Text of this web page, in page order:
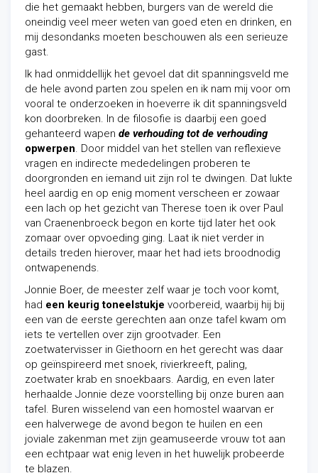
die het gemaakt hebben, burgers van de wereld die
oneindig veel meer weten van goed eten en drinken, en
mij desondanks moeten beschouwen als een serieuze
gast.
Ik had onmiddellijk het gevoel dat dit spanningsveld me
de hele avond parten zou spelen en ik nam mij voor om
vooral te onderzoeken in hoeverre ik dit spanningsveld
kon doorbreken. In de filosofie is daarbij een goed
gehanteerd wapen de verhouding tot de verhouding
opwerpen. Door middel van het stellen van reflexieve
vragen en indirecte mededelingen proberen te
doorgronden en iemand uit zijn rol te dwingen. Dat lukte
heel aardig en op enig moment verscheen er zowaar
een lach op het gezicht van Therese toen ik over Paul
van Craenenbroeck begon en korte tijd later het ook
zomaar over opvoeding ging. Laat ik niet verder in
details treden hierover, maar het had iets broodnodig
ontwapenends.
Jonnie Boer, de meester zelf waar je toch voor komt,
had een keurig toneelstukje voorbereid, waarbij hij bij
een van de eerste gerechten aan onze tafel kwam om
iets te vertellen over zijn grootvader. Een
zoetwatervisser in Giethoorn en het gerecht was daar
op geïnspireerd met snoek, rivierkreeft, paling,
zoetwater krab en snoekbaars. Aardig, en even later
herhaalde Jonnie deze voorstelling bij onze buren aan
tafel. Buren wisselend van een homostel waarvan er
een halverwege de avond begon te huilen en een
joviale zakenman met zijn geamuseerde vrouw tot aan
een echtpaar wat enig leven in het huwelijk probeerde
te blazen.